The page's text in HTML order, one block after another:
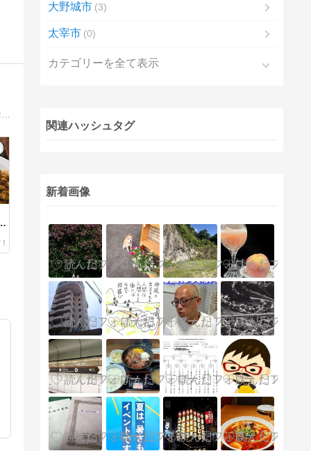
九州・東京をメインに、歴史散策して、名所旧跡・神社仏閣教会・うまいもの、そして列車・鉄道を中心にアップしています。宜しくお願いします(^^)
大野城市 3
太宰市 0
カテゴリーを全て表示
関連ハッシュタグ
新着画像